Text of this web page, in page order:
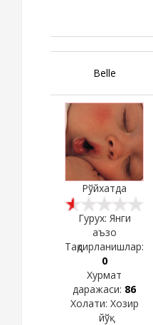
Belle
Рўйхатда
Гурух: Янги
аъзо
Тақдирланишлар:
0
Хурмат
даражаси: 86
Холати: Хозир
йўқ